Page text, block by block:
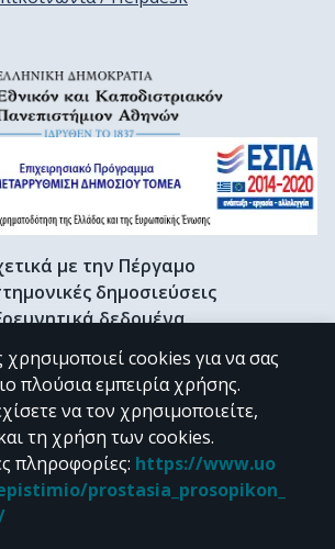
με την Πέργαμο
δημοσιεύσεις
δεδομένα
διατριβές & Γκρίζα βιβλιογραφία
Προφίλ Ερευνητή
CC BY-NC 4.0
το υλικό της "Περγάμου" διατίθεται
cookies για να σας
πλούσια εμπειρία χρήσης.
να τον χρησιμοποιείτε,
τη χρήση των cookies.
πληροφορίες: https://www.uo
prostasia_prosopikon_